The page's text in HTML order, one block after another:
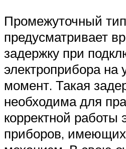
Промежуточный тип
предусматривает
задержку при
электроприбора на
момент. Такая
необходима для
корректной работы
приборов,